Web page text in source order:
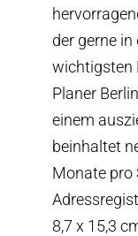
der gerne
wichtigsten
Planer
einem
beinhaltet
Monate pro
8,7 x 15,3